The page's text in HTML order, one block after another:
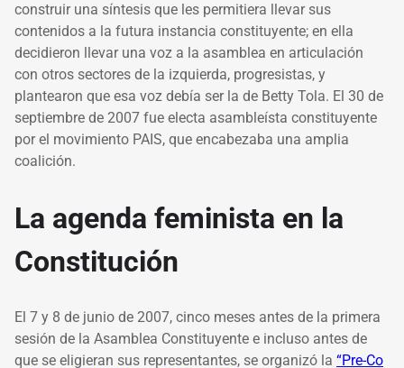
construir una síntesis que les permitiera llevar sus
contenidos a la futura instancia constituyente; en ella
decidieron llevar una voz a la asamblea en articulación
con otros sectores de la izquierda, progresistas, y
plantearon que esa voz debía ser la de Betty Tola. El 30 de
septiembre de 2007 fue electa asambleísta constituyente
por el movimiento PAIS, que encabezaba una amplia
coalición.
La agenda feminista en la
Constitución
El 7 y 8 de junio de 2007, cinco meses antes de la primera
sesión de la Asamblea Constituyente e incluso antes de
que se eligieran sus representantes, se organizó la “Pre-Co